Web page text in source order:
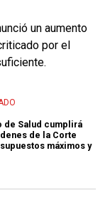
un aumento
por el
de Salud cumplirá
de la Corte
máximos y